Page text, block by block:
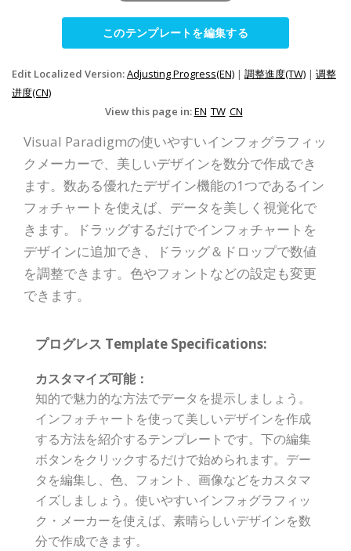
このテンプレートを編集する
Edit Localized Version:Adjusting Progress(EN) | 調整進度(TW) | 调整
进度(CN)
View this page in:EN TW CN
Visual Paradigmの使いやすいインフォグラフィッ
クメーカーで、美しいデザインを数分で作成でき
ます。数ある優れたデザイン機能の1つであるイン
フォチャートを使えば、データを美しく視覚化で
きます。ドラッグするだけでインフォチャートを
デザインに追加でき、ドラッグ＆ドロップで数値
を調整できます。色やフォントなどの設定も変更
できます。
プログレス Template Specifications:
カスタマイズ可能：
知的で魅力的な方法でデータを提示しましょう。
インフォチャートを使って美しいデザインを作成
する方法を紹介するテンプレートです。下の編集
ボタンをクリックするだけで始められます。デー
タを編集し、色、フォント、画像などをカスタマ
イズしましょう。使いやすいインフォグラフィッ
ク・メーカーを使えば、素晴らしいデザインを数
分で作成できます。